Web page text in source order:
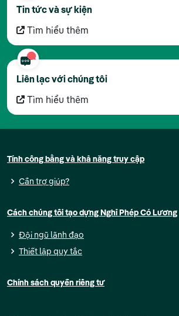
Tin tức và sự kiện
Tìm hiểu thêm
Liên lạc với chúng tôi
Tìm hiểu thêm
Cách chúng tôi tạo dựng Nghỉ Phép Có Lương
Đội ngũ lãnh đạo
Thiết lập quy tắc
Tính công bằng và khả năng truy cập
Cần trợ giúp?
Chính sách quyền riêng tư